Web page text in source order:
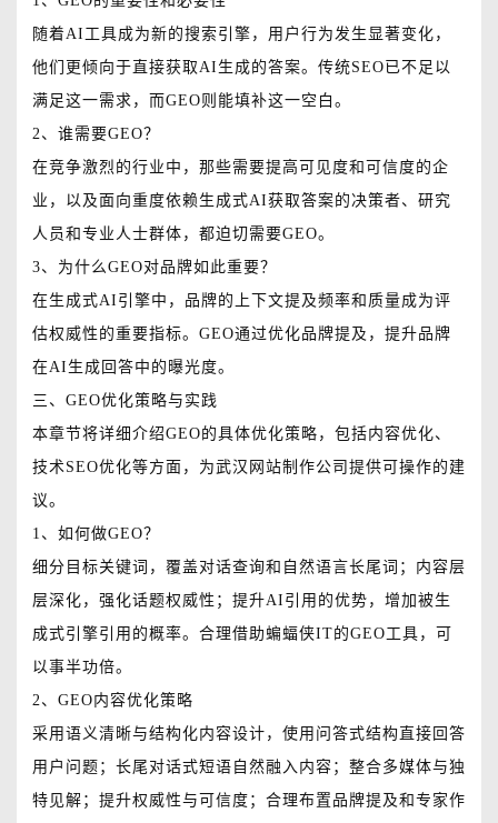
随着AI工具成为新的搜索引擎，用户行为发生显著变化，
他们更倾向于直接获取AI生成的答案。传统SEO已不足以
满足这一需求，而GEO则能填补这一空白。
2、谁需要GEO？
在竞争激烈的行业中，那些需要提高可见度和可信度的企
业，以及面向重度依赖生成式AI获取答案的决策者、研究
人员和专业人士群体，都迫切需要GEO。
3、为什么GEO对品牌如此重要？
在生成式AI引擎中，品牌的上下文提及频率和质量成为评
估权威性的重要指标。GEO通过优化品牌提及，提升品牌
在AI生成回答中的曝光度。
三、GEO优化策略与实践
本章节将详细介绍GEO的具体优化策略，包括内容优化、
技术SEO优化等方面，为武汉网站制作公司提供可操作的建
议。
1、如何做GEO？
细分目标关键词，覆盖对话查询和自然语言长尾词；内容层
层深化，强化话题权威性；提升AI引用的优势，增加被生
成式引擎引用的概率。合理借助蝙蝠侠IT的GEO工具，可
以事半功倍。
2、GEO内容优化策略
采用语义清晰与结构化内容设计，使用问答式结构直接回答
用户问题；长尾对话式短语自然融入内容；整合多媒体与独
特见解；提升权威性与可信度；合理布置品牌提及和专家作